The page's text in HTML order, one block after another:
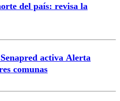
del país: revisa la
activa Alerta
comunas